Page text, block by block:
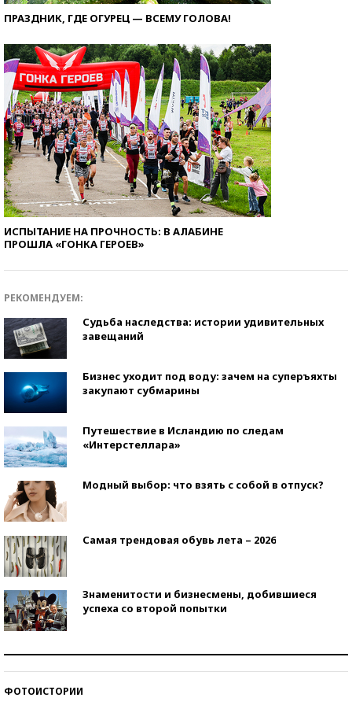
ПРАЗДНИК, ГДЕ ОГУРЕЦ — ВСЕМУ ГОЛОВА!
ИСПЫТАНИЕ НА ПРОЧНОСТЬ: В АЛАБИНЕ
ПРОШЛА «ГОНКА ГЕРОЕВ»
РЕКОМЕНДУЕМ:
Судьба наследства: истории удивительных
завещаний
Бизнес уходит под воду: зачем на суперъяхты
закупают субмарины
Путешествие в Исландию по следам
«Интерстеллара»
Модный выбор: что взять с собой в отпуск?
Самая трендовая обувь лета – 2026
Знаменитости и бизнесмены, добившиеся
успеха со второй попытки
ФОТОИСТОРИИ